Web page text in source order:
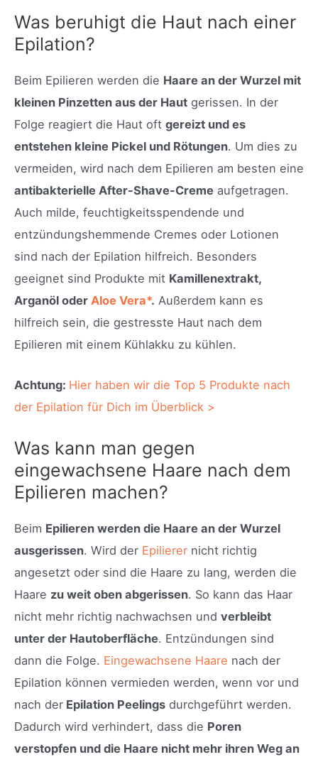
Was beruhigt die Haut nach einer
Epilation?
Beim Epilieren werden die Haare an der Wurzel mit
kleinen Pinzetten aus der Haut gerissen. In der
Folge reagiert die Haut oft gereizt und es
entstehen kleine Pickel und Rötungen. Um dies zu
vermeiden, wird nach dem Epilieren am besten eine
antibakterielle After-Shave-Creme aufgetragen.
Auch milde, feuchtigkeitsspendende und
entzündungshemmende Cremes oder Lotionen
sind nach der Epilation hilfreich. Besonders
geeignet sind Produkte mit Kamillenextrakt,
Arganöl oder Aloe Vera*. Außerdem kann es
hilfreich sein, die gestresste Haut nach dem
Epilieren mit einem Kühlakku zu kühlen.
Achtung: Hier haben wir die Top 5 Produkte nach
der Epilation für Dich im Überblick >
Was kann man gegen
eingewachsene Haare nach dem
Epilieren machen?
Beim Epilieren werden die Haare an der Wurzel
ausgerissen. Wird der Epilierer nicht richtig
angesetzt oder sind die Haare zu lang, werden die
Haare zu weit oben abgerissen. So kann das Haar
nicht mehr richtig nachwachsen und verbleibt
unter der Hautoberfläche. Entzündungen sind
dann die Folge. Eingewachsene Haare nach der
Epilation können vermieden werden, wenn vor und
nach der Epilation Peelings durchgeführt werden.
Dadurch wird verhindert, dass die Poren
verstopfen und die Haare nicht mehr ihren Weg an